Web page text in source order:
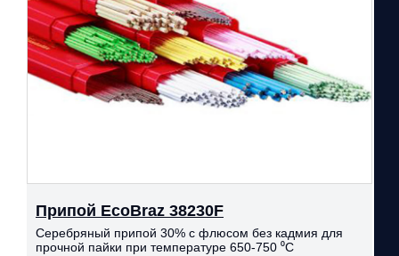
Припой EcoBraz 38230F
Серебряный припой 30% с флюсом без кадмия для
прочной пайки при температуре 650-750 ⁰С